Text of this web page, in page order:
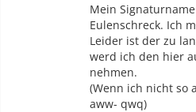
Mein
Eulenschreck. Ich
Leider ist der zu
werd ich den hier
nehmen.
(Wenn ich nicht so
aww- qwq)